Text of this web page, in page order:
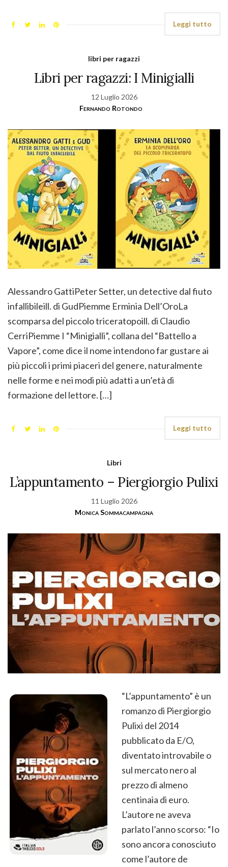
Leggi tutto
libri per ragazzi
Libri per ragazzi: I Minigialli
12 Luglio 2026
Fernando Rotondo
Alessandro GattiPeter Setter, un detective dal fiuto
infallibileill. di GudPiemme Erminia Dell’OroLa
scomparsa del piccolo triceratopoill. di Claudio
CerriPiemme I “Minigialli”, collana del “Battello a
Vapore”, come dice il nome intendono far gustare ai
più piccoli i primi piaceri del genere, naturalmente
nelle forme e nei modi più adatti a un’età di
formazione del lettore. […]
Leggi tutto
Libri
L’appuntamento – Piergiorgio Pulixi
11 Luglio 2026
Monica Sommacampagna
“L’appuntamento” è un
romanzo di Piergiorgio
Pulixi del 2014
pubblicato da E/O,
diventato introvabile o
sul mercato nero al
prezzo di almeno
centinaia di euro.
L’autore ne aveva
parlato l’anno scorso: “Io
sono ancora conosciuto
come l’autore de